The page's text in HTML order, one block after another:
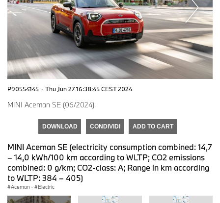
P90554145 · Thu Jun 27 16:38:45 CEST 2024
MINI Aceman SE (06/2024).
DOWNLOAD CONDIVIDI ADD TO CART
MINI Aceman SE (electricity consumption combined: 14,7
– 14,0 kWh/100 km according to WLTP; CO2 emissions
combined: 0 g/km; CO2-class: A; Range in km according
to WLTP: 384 – 405)
Aceman · Electric